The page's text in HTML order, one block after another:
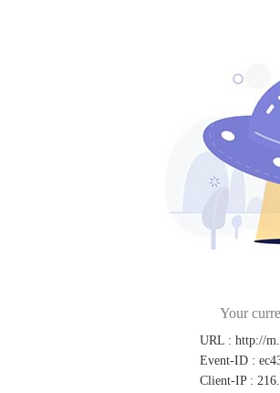
Your
URL : http://
Event-ID :
Client-IP :